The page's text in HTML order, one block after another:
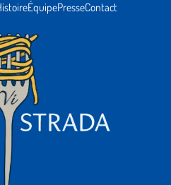
ÉquipePresseContact